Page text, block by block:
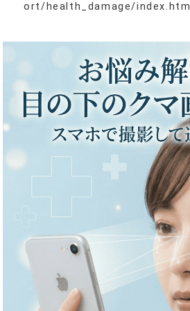
ort/health_damage/index.html